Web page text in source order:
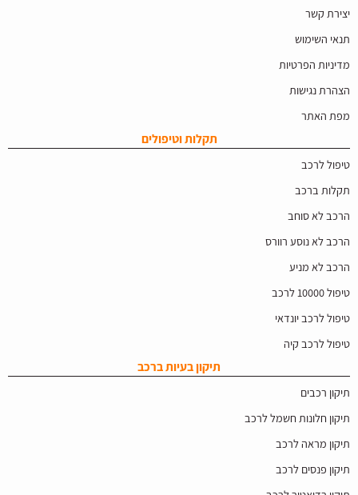
יצירת קשר
תנאי השימוש
מדיניות הפרטיות
הצהרת נגישות
מפת האתר
תקלות וטיפולים
טיפול לרכב
תקלות ברכב
הרכב לא סוחב
הרכב לא נוסע רוורס
הרכב לא מניע
טיפול 10000 לרכב
טיפול לרכב יונדאי
טיפול לרכב קיה
תיקון בעיות ברכב
תיקון רכבים
תיקון חלונות חשמל לרכב
תיקון מראה לרכב
תיקון פנסים לרכב